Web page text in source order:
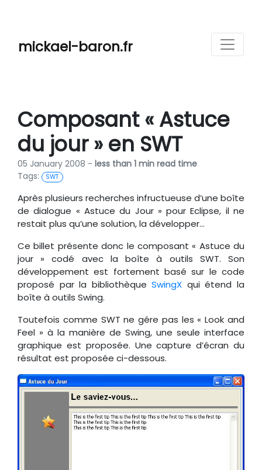
mickael-baron.fr
Composant « Astuce
du jour » en SWT
05 January 2008 - less than 1 min read time
Tags:
SWT
Après plusieurs recherches infructueuse d’une boîte
de dialogue « Astuce du Jour » pour Eclipse, il ne
restait plus qu’une solution, la développer…
Ce billet présente donc le composant « Astuce du
jour » codé avec la boîte à outils SWT. Son
développement est fortement basé sur le code
proposé par la bibliothèqueSwingX qui étend la
boîte à outils Swing.
Toutefois comme SWT ne gére pas les « Look and
Feel » à la manière de Swing, une seule interface
graphique est proposée. Une capture d’écran du
résultat est proposée ci-dessous.